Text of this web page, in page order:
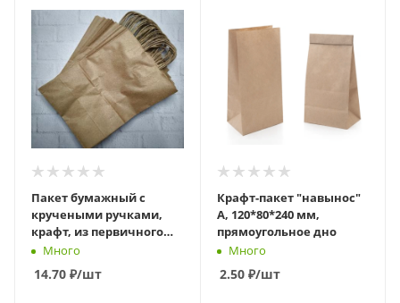
Пакет бумажный с
кручеными ручками,
крафт, из первичного
сырья, 260 х 150 х 350 мм
Много
14.70 ₽/шт
Крафт-пакет "навынос"
А, 120*80*240 мм,
прямоугольное дно
Много
2.50₽/шт